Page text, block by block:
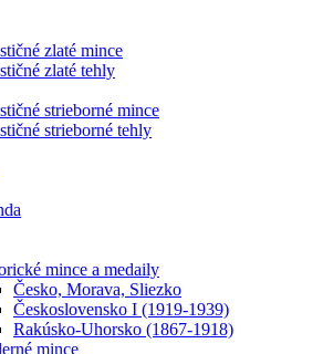
zlaté mince
zlaté tehly
strieborné mince
strieborné tehly
mince a medaily
Česko, Morava, Sliezko
Československo I (1919-1939)
Rakúsko-Uhorsko (1867-1918)
mince